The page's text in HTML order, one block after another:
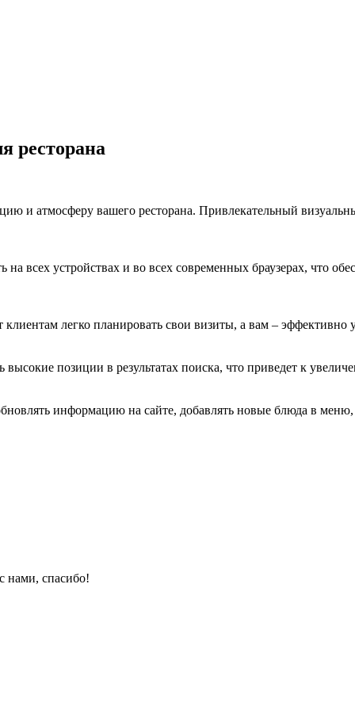
ресторана
и атмосферу вашего ресторана. Привлекательный
всех устройствах и во всех современных браузерах, что
легко планировать свои визиты, а вам – эффективно
позиции в результатах поиска, что приведет к
информацию на сайте, добавлять новые блюда в
нами, спасибо!